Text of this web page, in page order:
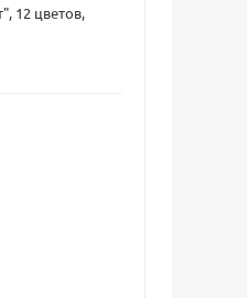
12 цветов,